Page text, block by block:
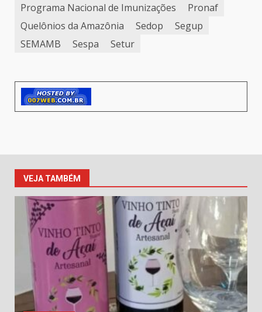
Programa Nacional de Imunizações
Pronaf
Quelônios da Amazônia
Sedop
Segup
SEMAMB
Sespa Setur
VEJA TAMBÉM